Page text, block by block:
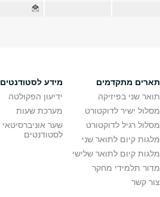
תארים מתקדמים
תואר שני בפיזיקה
מסלול ישיר לדוקטורט
מסלול רגיל לדוקטורט
מלגות קיום לתואר שני
מלגות קיום לתואר שלישי
מדור תלמידי מחקר
צור קשר
מידע לסטודנטים
ידיעון הפקולטה
מערכת שעות
שער אוניברסיטאי
לסטודנטים